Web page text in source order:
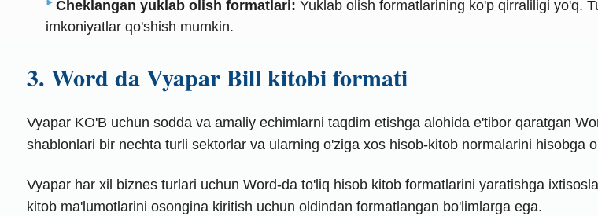
Cheklangan yuklab olish formatlari: Yuklab olish formatlarining ko'p qirraliligi yo'q.
imkoniyatlar qo'shish mumkin.
3. Word da Vyapar Bill kitobi formati
Vyapar KO'B uchun sodda va amaliy echimlarni taqdim etishga alohida e'tibor qaratgan
shablonlari bir nechta turli sektorlar va ularning o'ziga xos hisob-kitob normalarini hisobga
Vyapar har xil biznes turlari uchun Word-da to'liq hisob kitob formatlarini yaratishga
kitob ma'lumotlarini osongina kiritish uchun oldindan formatlangan bo'limlarga ega.